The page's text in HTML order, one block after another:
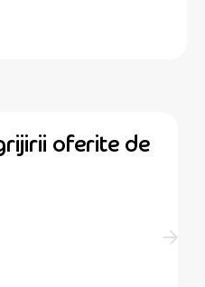
oferite de